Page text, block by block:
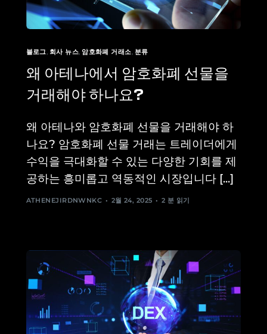
블로그, 회사 뉴스, 암호화폐 거래소, 분류
왜 아테나에서 암호화폐 선물을
거래해야 하나요?
왜 아테나와 암호화폐 선물을 거래해야 하
나요? 암호화폐 선물 거래는 트레이더에게
수익을 극대화할 수 있는 다양한 기회를 제
공하는 흥미롭고 역동적인 시장입니다 [...]
ATHENEJIRDNWNKC 2월 24, 2025 2 분 읽기